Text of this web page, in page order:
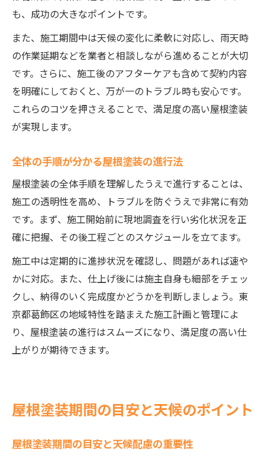
も、成功の大きなポイントです。
また、施工期間中は天候の変化に柔軟に対応し、雨天時
の作業延期などを業者と相談しながら進めることが大切
です。さらに、施工後のアフターケアも含めて契約内容
を明確にしておくと、万が一のトラブル時も安心です。
これらのコツを押さえることで、満足度の高い屋根塗装
が実現します。
全体の手順が分かる屋根塗装の進行法
屋根塗装の全体手順を理解したうえで進行することは、
施工の透明性を高め、トラブルを防ぐうえで非常に有効
です。まず、施工開始前に現地調査を行い劣化状況を正
確に把握、その後工程ごとのスケジュールを立てます。
施工中は定期的に進捗状況を確認し、問題があれば速や
かに対応。また、仕上げ後には施主自身も細部をチェッ
クし、納得のいく完成度かどうかを判断しましょう。東
京都葛飾区の地域特性を踏まえた施工計画と管理によ
り、屋根塗装の進行はスムーズになり、満足度の高い仕
上がりが期待できます。
屋根塗装期間の目安と天候のポイント
屋根塗装期間の目安と天候配慮の重要性